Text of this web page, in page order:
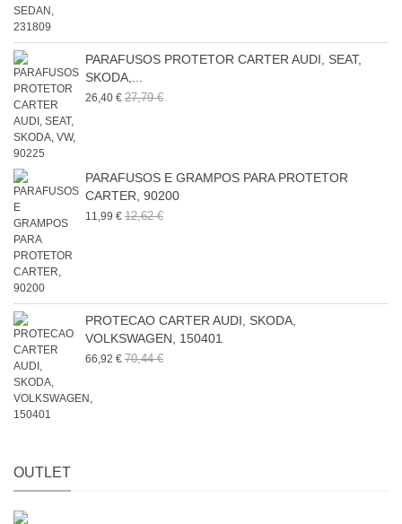
PARAFUSOS PROTETOR CARTER AUDI, SEAT,
SKODA,...
26,40 € 27,79 €
PARAFUSOS E GRAMPOS PARA PROTETOR
CARTER, 90200
11,99 € 12,62 €
PROTECAO CARTER AUDI, SKODA,
VOLKSWAGEN, 150401
66,92 € 70,44 €
OUTLET